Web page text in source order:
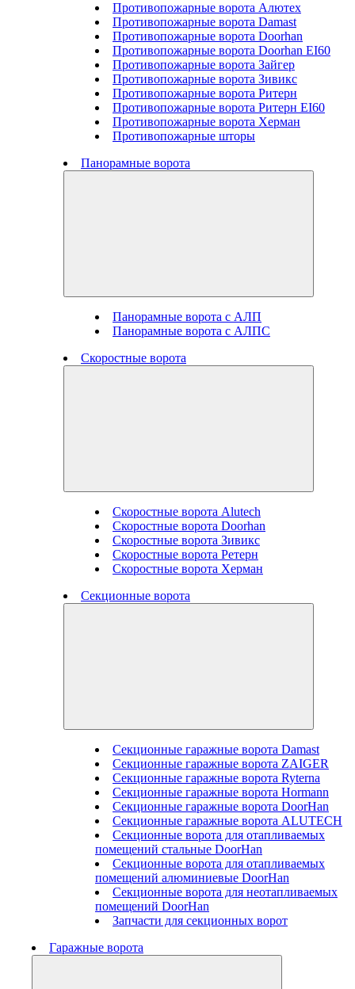
Противопожарные ворота Алютех
Противопожарные ворота Damast
Противопожарные ворота Doorhan
Противопожарные ворота Doorhan EI60
Противопожарные ворота Зайгер
Противопожарные ворота Зивикс
Противопожарные ворота Ритерн
Противопожарные ворота Ритерн EI60
Противопожарные ворота Херман
Противопожарные шторы
Панорамные ворота
Панорамные ворота с АЛП
Панорамные ворота с АЛПС
Скоростные ворота
Скоростные ворота Alutech
Скоростные ворота Doorhan
Скоростные ворота Зивикс
Скоростные ворота Ретерн
Скоростные ворота Херман
Секционные ворота
Секционные гаражные ворота Damast
Секционные гаражные ворота ZAIGER
Секционные гаражные ворота Ryterna
Секционные гаражные ворота Hormann
Секционные гаражные ворота DoorHan
Секционные гаражные ворота ALUTECH
Секционные ворота для отапливаемых
помещений стальные DoorHan
Секционные ворота для отапливаемых
помещений алюминиевые DoorHan
Секционные ворота для неотапливаемых
помещений DoorHan
Запчасти для секционных ворот
Гаражные ворота